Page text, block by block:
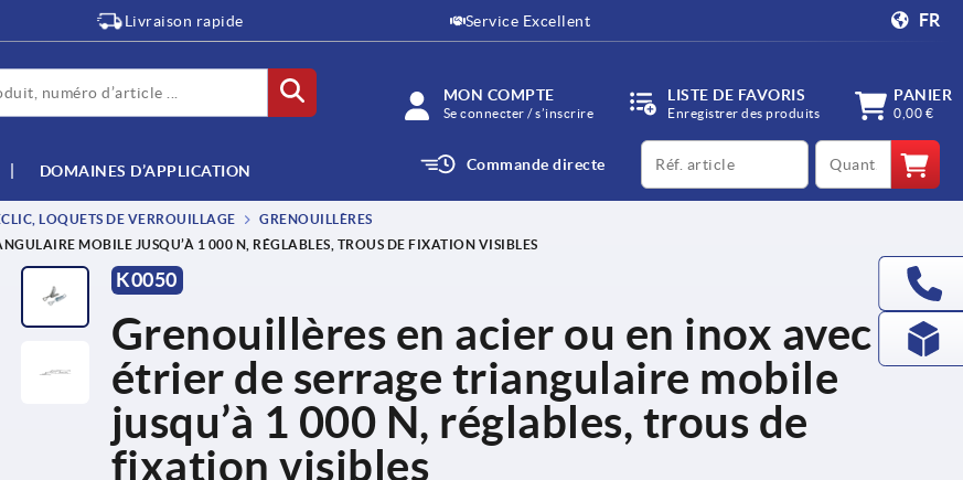
Livraison rapide Service Excellent FR
MON COMPTE
Se connecter / s’inscrire
LISTE DE FAVORIS
Enregistrer des produits
PANIER
0,00 €
DOMAINES D’APPLICATION Commande directe
productCode qty
LOQUETS DE VERROUILLAGE
GRENOUILLÈRES
MOBILE JUSQU’À 1 000 N, RÉGLABLES, TROUS DE FIXATION VISIBLES
K0050
Grenouillères en acier ou en inox avec
étrier de serrage triangulaire mobile
jusqu’à 1 000 N, réglables, trous de
fixation visibles